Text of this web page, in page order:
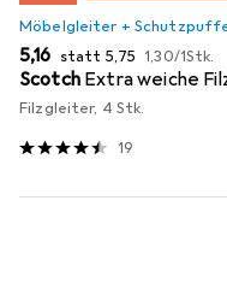
Möbelgleiter +
EUR
5,16 statt EUR
5,75 EUR
1,30/1Stk.
Scotch Extra weiche
Filzgleiter, 4 Stk.
19